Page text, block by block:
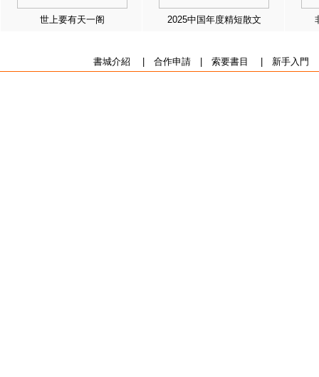
世上要有天一阁 2025中国年度精短散文
書城介紹 合作申請| 索要書目 新手入門